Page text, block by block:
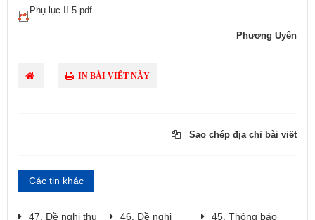
Phụ lục II-5.pdf
Phương Uyên
IN BÀI VIẾT NÀY
Sao chép địa chỉ bài viết
Các tin khác
47. Đề nghị thu
46. Đề nghị
45. Thông báo